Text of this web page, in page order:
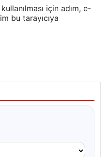
için adım, e-
bu tarayıcıya